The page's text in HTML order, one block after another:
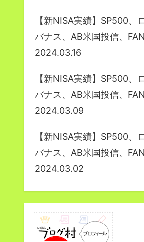
【新NISA実績】SP500、
バナス、AB米国投信、
2024.03.16
【新NISA実績】SP500、
バナス、AB米国投信、
2024.03.09
【新NISA実績】SP500、
バナス、AB米国投信、
2024.03.02